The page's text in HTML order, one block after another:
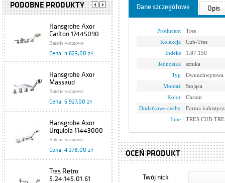
PODOBNE PRODUKTY
Hansgrohe Axor
Carlton 17445090
Baterie wannowe
Cena: 4 623,00 zł
Hansgrohe Axor
Massaud
18453000
Baterie wannowe
Cena: 6 927,00 zł
Hansgrohe Axor
Urquiola 11443000
Baterie wannowe
Cena: 4 378,00 zł
Tres Retro
5.24.145.01.61
Dane szczegółowe Opis
Producent
Tres
Kolekcja
Cub-Tres
Indeks
1.87.150
Jednostka
sztuka
Typ
Dwuuchwytowa
Montaż
Stojąca
Kolor
Chrom
Dodatkowe cechy
Forma
Inne
TRES CUB-
OCEŃ PRODUKT
Twój nick